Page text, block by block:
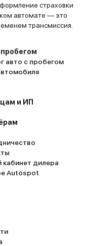
страховки
автомате — это
трансмиссия.
авто с пробегом
и ИП
кабинет дилера
Autospot